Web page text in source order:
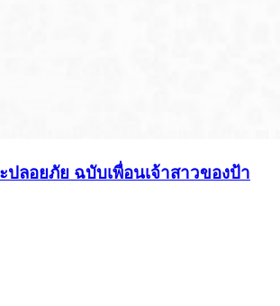
ลอยภัย ฉบับเพื่อนเจ้าสาวของป้า